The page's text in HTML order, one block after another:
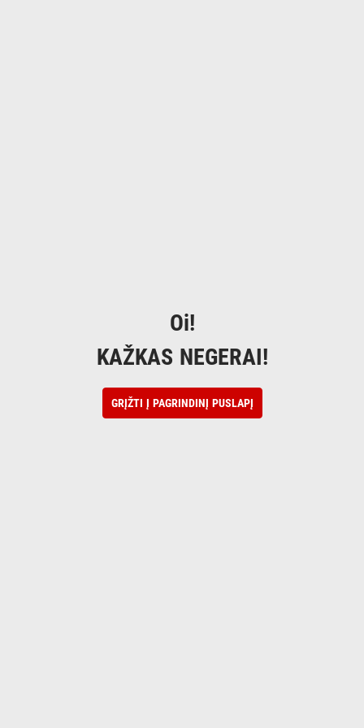
Oi!
KAŽKAS NEGERAI!
GRĮŽTI Į PAGRINDINĮ PUSLAPĮ